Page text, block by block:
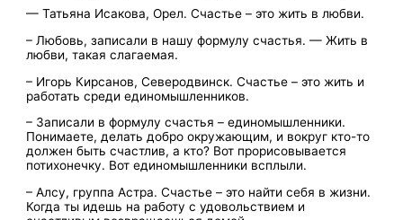
— Татьяна Исакова, Орел. Счастье – это жить в любви.
– Любовь, записали в нашу формулу счастья. — Жить в
любви, такая слагаемая.
– Игорь Кирсанов, Северодвинск. Счастье – это жить и
работать среди единомышленников.
– Записали в формулу счастья – единомышленники.
Понимаете, делать добро окружающим, и вокруг кто-то
должен быть счастлив, а кто? Вот прорисовывается
потихонечку. Вот единомышленники всплыли.
– Алсу, группа Астра. Счастье – это найти себя в жизни.
Когда ты идешь на работу с удовольствием и